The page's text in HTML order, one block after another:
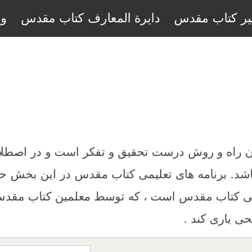
کتاب مقدس دایرة المعارف کتاب مقدس
راه و روش درست تحقیق و تفکر است و در
برنامه های تعلیمی کتاب مقدس در این بخش
کتاب مقدس است ، که توسط معلمین کتاب مقدس
یاری کند .